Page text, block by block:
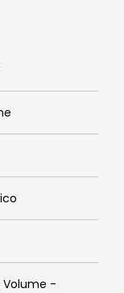
Volume -